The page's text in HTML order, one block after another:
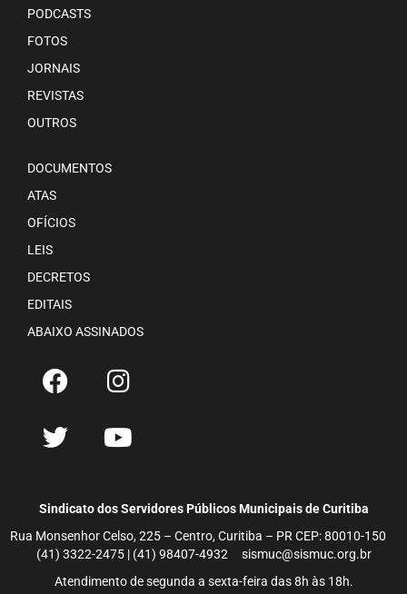
PODCASTS
FOTOS
JORNAIS
REVISTAS
OUTROS
DOCUMENTOS
ATAS
OFÍCIOS
LEIS
DECRETOS
EDITAIS
ABAIXO ASSINADOS
Sindicato dos Servidores Públicos Municipais de Curitiba
Rua Monsenhor Celso, 225 – Centro, Curitiba – PR CEP: 80010-150
(41) 3322-2475 | (41) 98407-4932 sismuc@sismuc.org.br
Atendimento de segunda a sexta-feira das 8h às 18h.